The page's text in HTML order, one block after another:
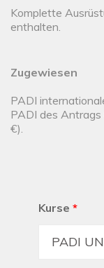
Komplette
enthalten.
Zugewiesen
PADI
PADI des Antrags
€).
Kurse *